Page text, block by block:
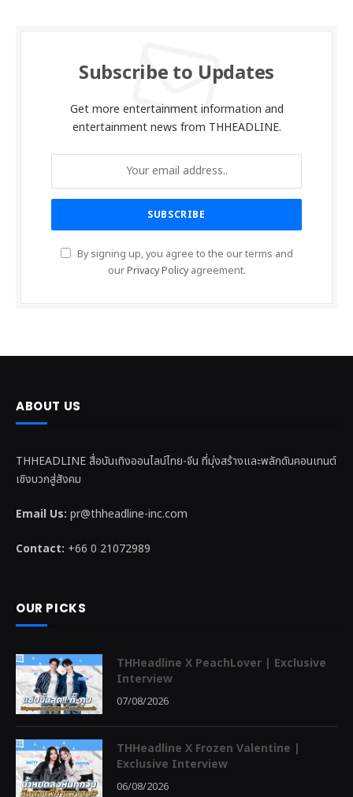
Subscribe to Updates
Get more entertainment information and
entertainment news from THHEADLINE.
By signing up, you agree to the our terms and
ourPrivacy Policyagreement.
ABOUT US
THHEADLINE สื่อบันเทิงออนไลน์ไทย-จีน ที่มุ่งสร้างและพลักดันคอนเทนต์
เชิงบวกสู่สังคม
Email Us: pr@thheadline-inc.com
Contact: +66 0 21072989
OUR PICKS
THHeadline X PeachLover | Exclusive
Interview
07/08/2026
THHeadline X Frozen Valentine |
Exclusive Interview
06/08/2026